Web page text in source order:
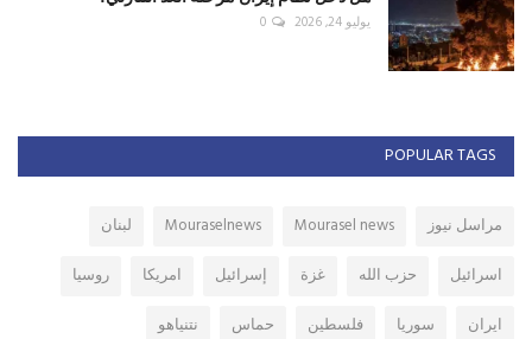
يوليو 24, 2026 0
POPULAR TAGS
مراسل نيوز Mourasel news
Mouraselnews
لبنان
اسرائيل
حزب الله غزة إسرائيل امريكا
روسيا
ايران
سوريا فلسطين حماس نتنياهو